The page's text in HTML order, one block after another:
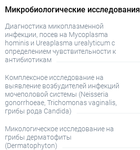
Микробиологические исследования
Диагностика микоплазменной
инфекции, посев на Mycoplasma
hominis и Ureaplasma urealyticum с
определением чувствительности к
антибиотикам
Комплексное исследование на
выявление возбудителей инфекций
мочеполовой системы (Neisseria
gonorrhoeae, Trichomonas vaginalis,
грибы рода Candida)
Микологическое исследование на
грибы дерматофиты
(Dermatophyton)